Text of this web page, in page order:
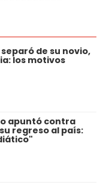
de su novio,
los motivos
apuntó contra
regreso al país: